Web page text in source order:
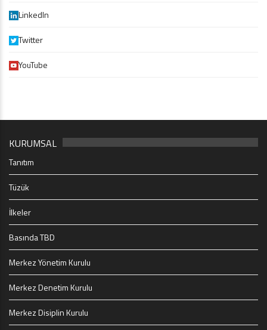
LinkedIn
Twitter
YouTube
KURUMSAL
Tanıtım
Tüzük
İlkeler
Basında TBD
Merkez Yönetim Kurulu
Merkez Denetim Kurulu
Merkez Disiplin Kurulu